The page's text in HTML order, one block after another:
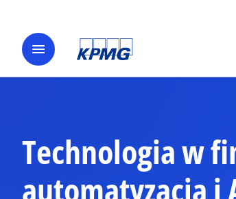
menu
Technologia w
automatyzacja i